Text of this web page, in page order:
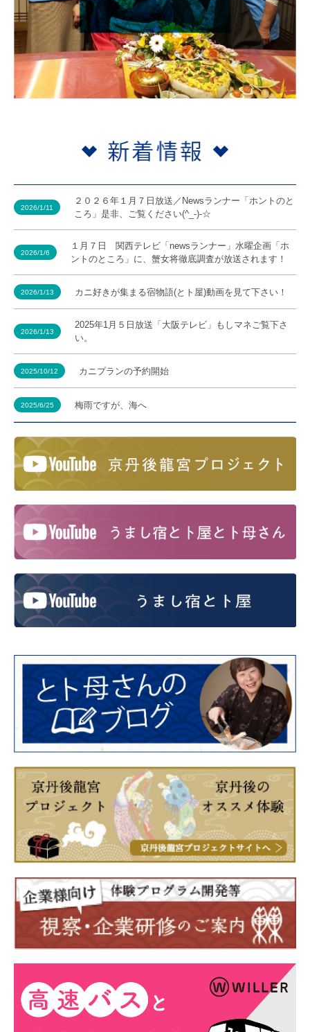
2026/1/11
２０２６年１月７日放送／Newsランナー「ホントのと
ころ」是非、ご覧ください(^_-)-☆
2026/1/6
１月７日 関西テレビ「newsランナー」水曜企画「ホ
ントのところ」に、蟹女将徹底調査が放送されます！
2026/1/13 カニ好きが集まる宿物語(とト屋)動画を見て下さい！
2026/1/13
2025年1月５日放送「大阪テレビ」もしマネご覧下さ
い。
2025/10/12 カニプランの予約開始
2025/6/25 梅雨ですが、海へ